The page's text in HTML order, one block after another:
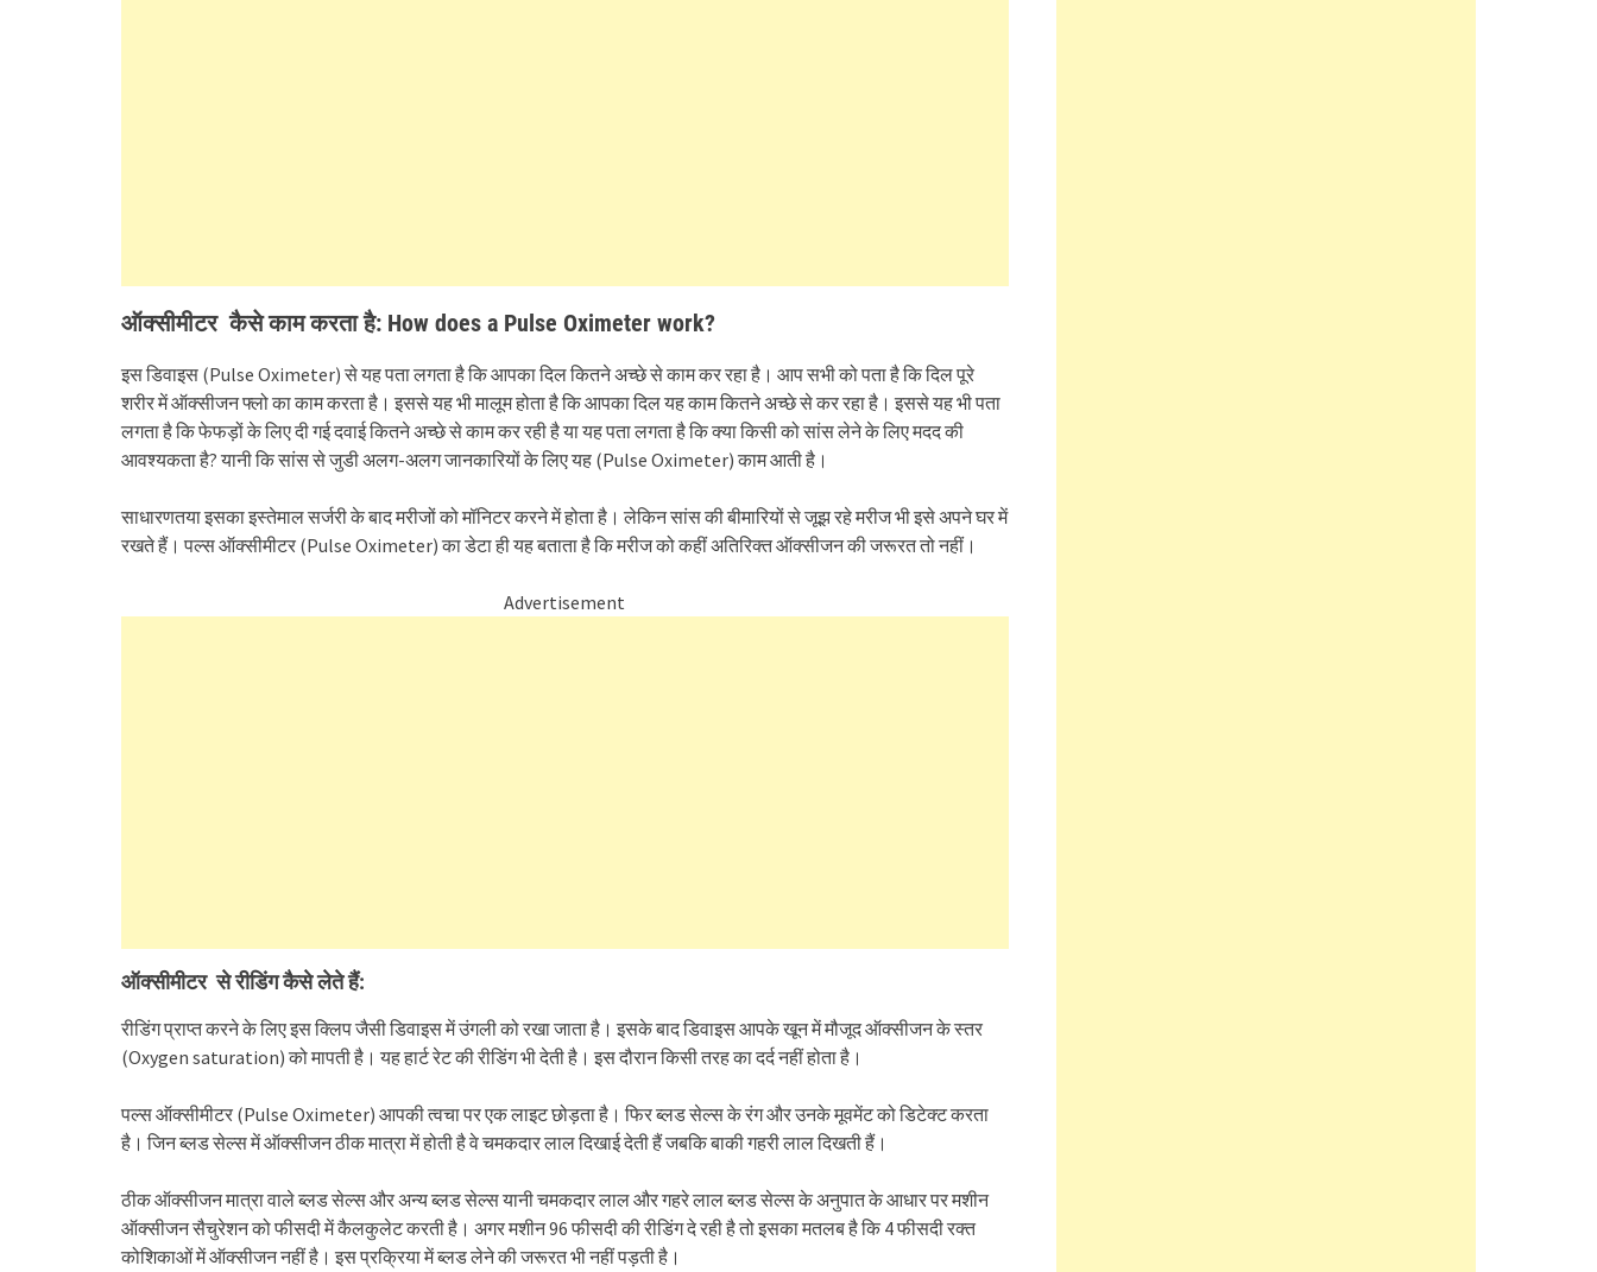
ऑक्सीमीटर कैसे काम करता है: How does a Pulse Oximeter work?
इस डिवाइस (Pulse Oximeter) से यह पता लगता है कि आपका दिल कितने अच्छे से काम कर रहा है। आप सभी को पता है कि दिल पूरे
शरीर में ऑक्सीजन फ्लो का काम करता है। इससे यह भी मालूम होता है कि आपका दिल यह काम कितने अच्छे से कर रहा है। इससे यह भी पता
लगता है कि फेफड़ों के लिए दी गई दवाई कितने अच्छे से काम कर रही है या यह पता लगता है कि क्या किसी को सांस लेने के लिए मदद की
आवश्यकता है? यानी कि सांस से जुडी अलग-अलग जानकारियों के लिए यह (Pulse Oximeter) काम आती है।
साधारणतया इसका इस्तेमाल सर्जरी के बाद मरीजों को मॉनिटर करने में होता है। लेकिन सांस की बीमारियों से जूझ रहे मरीज भी इसे अपने घर में
रखते हैं। पल्स ऑक्सीमीटर (Pulse Oximeter) का डेटा ही यह बताता है कि मरीज को कहीं अतिरिक्त ऑक्सीजन की जरूरत तो नहीं।
Advertisement
ऑक्सीमीटर से रीडिंग कैसे लेते हैं:
रीडिंग प्राप्त करने के लिए इस क्लिप जैसी डिवाइस में उंगली को रखा जाता है। इसके बाद डिवाइस आपके खून में मौजूद ऑक्सीजन के स्तर
(Oxygen saturation) को मापती है। यह हार्ट रेट की रीडिंग भी देती है। इस दौरान किसी तरह का दर्द नहीं होता है।
पल्स ऑक्सीमीटर (Pulse Oximeter) आपकी त्वचा पर एक लाइट छोड़ता है। फिर ब्लड सेल्स के रंग और उनके मूवमेंट को डिटेक्ट करता
है। जिन ब्लड सेल्स में ऑक्सीजन ठीक मात्रा में होती है वे चमकदार लाल दिखाई देती हैं जबकि बाकी गहरी लाल दिखती हैं।
ठीक ऑक्सीजन मात्रा वाले ब्लड सेल्स और अन्य ब्लड सेल्स यानी चमकदार लाल और गहरे लाल ब्लड सेल्स के अनुपात के आधार पर मशीन
ऑक्सीजन सैचुरेशन को फीसदी में कैलकुलेट करती है। अगर मशीन 96 फीसदी की रीडिंग दे रही है तो इसका मतलब है कि 4 फीसदी रक्त
कोशिकाओं में ऑक्सीजन नहीं है। इस प्रक्रिया में ब्लड लेने की जरूरत भी नहीं पड़ती है।